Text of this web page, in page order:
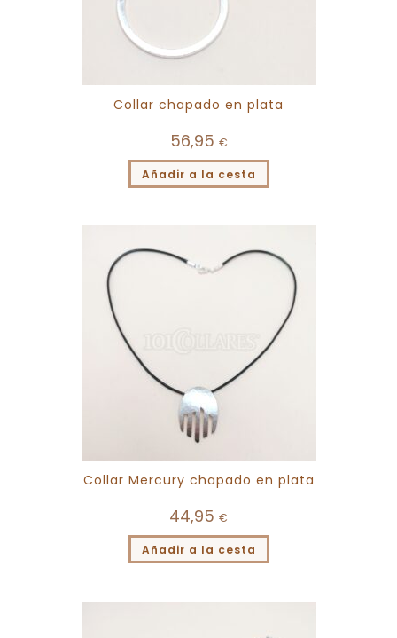
Collar chapado en plata
56,95 €
Añadir a la cesta
Collar Mercury chapado en plata
44,95 €
Añadir a la cesta